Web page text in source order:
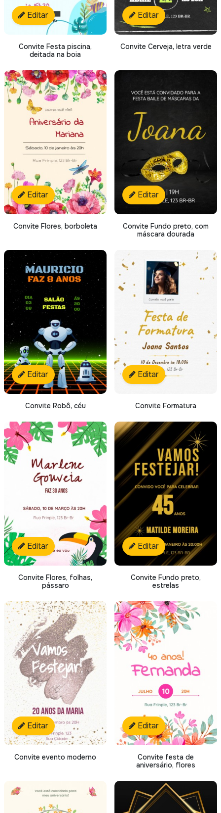
Editar
Convite Festa piscina,
deitada na boia
Editar
Convite Cerveja, letra verde
Editar
Convite Flores, borboleta
Editar
Convite Fundo preto, com
máscara dourada
Editar
Convite Robô, céu
Editar
Convite Formatura
Editar
Convite Flores, folhas,
pássaro
Editar
Convite Fundo preto,
estrelas
Editar
Convite evento moderno
Editar
Convite festa de
aniversário, flores